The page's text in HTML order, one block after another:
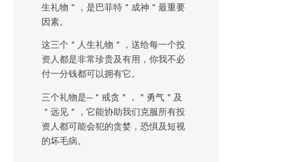
生礼物＂，是巴菲特＂成神＂最重要
因素。
这三个＂人生礼物＂，送给每一个投
资人都是非常珍贵及有用，你我不必
付一分钱都可以拥有它。
三个礼物是─＂戒贪＂，＂勇气＂及
＂远见＂，它能协助我们克服所有投
资人都可能会犯的贪婪，恐惧及短视
的坏毛病。